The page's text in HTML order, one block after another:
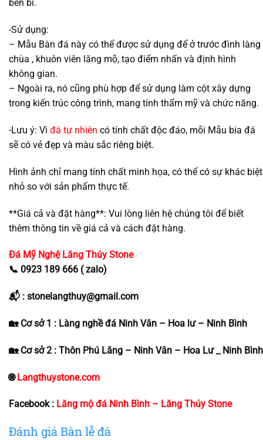
bền bỉ.
-Sử dụng:
– Mẫu Bàn đá này có thể được sử dụng để ở trước đình làng
chùa , khuôn viên lăng mộ, tạo điểm nhấn và định hình
không gian.
– Ngoài ra, nó cũng phù hợp để sử dụng làm cột xây dựng
trong kiến trúc công trình, mang tính thẩm mỹ và chức năng.
-Lưu ý: Vì đá tự nhiên có tính chất độc đáo, mỗi Mẫu bia đá
sẽ có vẻ đẹp và màu sắc riêng biệt.
Hình ảnh chỉ mang tính chất minh họa, có thể có sự khác biệt
nhỏ so với sản phẩm thực tế.
**Giá cả và đặt hàng**: Vui lòng liên hệ chúng tôi để biết
thêm thông tin về giá cả và cách đặt hàng.
Đá Mỹ Nghệ Lăng Thúy Stone
📞 0923 189 666 ( zalo)
📬 : stonelangthuy@gmail.com
🏡 Cơ sở 1 : Làng nghề đá Ninh Vân – Hoa lư – Ninh Bình
🏡 Cơ sở 2 : Thôn Phú Lăng – Ninh Vân – Hoa Lư _ Ninh Bình
🌐Langthuystone.com
Facebook : Lăng mộ đá Ninh Bình – Lăng Thúy Stone
Đánh giá Bàn lễ đá